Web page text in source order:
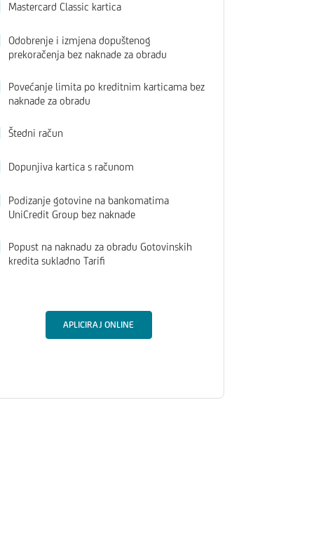
Mastercard Classic kartica
Odobrenje i izmjena dopuštenog
prekoračenja bez naknade za obradu
Povećanje limita po kreditnim karticama bez
naknade za obradu
Štedni račun
Dopunjiva kartica s računom
Podizanje gotovine na bankomatima
UniCredit Group bez naknade
Popust na naknadu za obradu Gotovinskih
kredita sukladno Tarifi
APLICIRAJ ONLINE